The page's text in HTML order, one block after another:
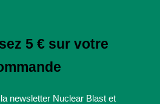
5 € sur votre
newsletter Nuclear Blast et